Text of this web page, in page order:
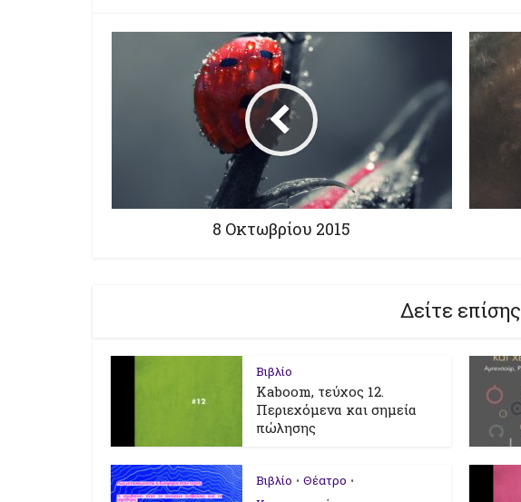
8 Οκτωβρίου 2015
Δείτε επίσης
Βιβλίο
Kaboom, τεύχος 12.
Περιεχόμενα και σημεία
πώλησης
Βιβλίο • Θέατρο •